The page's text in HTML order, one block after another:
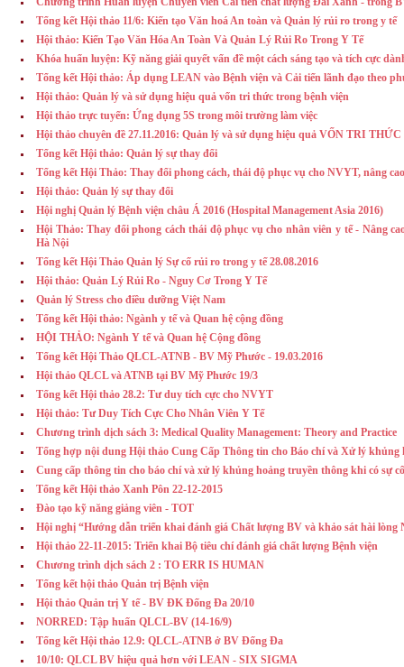
Tổng kết Hội thảo 11/6: Kiến tạo Văn hoá An toàn và Quản lý rủi ro trong y tế
Hội thảo: Kiến Tạo Văn Hóa An Toàn Và Quản Lý Rủi Ro Trong Y Tế
Khóa huấn luyện: Kỹ năng giải quyết vấn đề một cách sáng tạo và tích cực
Tổng kết Hội thảo: Áp dụng LEAN vào Bệnh viện và Cải tiến lãnh đạo theo
Hội thảo: Quản lý và sử dụng hiệu quả vốn tri thức trong bệnh viện
Hội thảo trực tuyến: Ứng dụng 5S trong môi trường làm việc
Hội thảo chuyên đề 27.11.2016: Quản lý và sử dụng hiệu quả VỐN TRI THỨC
Tổng kết Hội thảo: Quản lý sự thay đổi
Tổng kết Hội Thảo: Thay đổi phong cách, thái độ phục vụ cho NVYT, nâng
Hội thảo: Quản lý sự thay đổi
Hội nghị Quản lý Bệnh viện châu Á 2016 (Hospital Management Asia 2016)
Hội Thảo: Thay đổi phong cách thái độ phục vụ cho nhân viên y tế - Nâng
Hà Nội
Tổng kết Hội Thảo Quản lý Sự cố rủi ro trong y tế 28.08.2016
Hội thảo: Quản Lý Rủi Ro - Nguy Cơ Trong Y Tế
Quản lý Stress cho điều dưỡng Việt Nam
Tổng kết Hội thảo: Ngành y tế và Quan hệ cộng đồng
HỘI THẢO: Ngành Y tế và Quan hệ Cộng đồng
Tổng kết Hội Thảo QLCL-ATNB - BV Mỹ Phước - 19.03.2016
Hội thảo QLCL và ATNB tại BV Mỹ Phước 19/3
Tổng kết Hội thảo 28.2: Tư duy tích cực cho NVYT
Hội thảo: Tư Duy Tích Cực Cho Nhân Viên Y Tế
Chương trình dịch sách 3: Medical Quality Management: Theory and Practice
Tổng hợp nội dung Hội thảo Cung Cấp Thông tin cho Báo chí và Xử lý
Cung cấp thông tin cho báo chí và xử lý khủng hoảng truyền thông khi có sự
Tổng kết Hội thảo Xanh Pôn 22-12-2015
Đào tạo kỹ năng giảng viên - TOT
Hội nghị “Hướng dẫn triển khai đánh giá Chất lượng BV và khảo sát hài lòng
Hội thảo 22-11-2015: Triển khai Bộ tiêu chí đánh giá chất lượng Bệnh viện
Chương trình dịch sách 2 : TO ERR IS HUMAN
Tổng kết hội thảo Quản trị Bệnh viện
Hội thảo Quản trị Y tế - BV ĐK Đống Đa 20/10
NORRED: Tập huấn QLCL-BV (14-16/9)
Tổng kết Hội thảo 12.9: QLCL-ATNB ở BV Đống Đa
10/10: QLCL BV hiệu quả hơn với LEAN - SIX SIGMA